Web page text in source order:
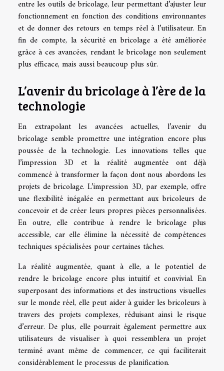
entre les outils de bricolage, leur permettant d’ajuster leur
fonctionnement en fonction des conditions environnantes
et de donner des retours en temps réel à l’utilisateur. En
fin de compte, la sécurité en bricolage a été améliorée
grâce à ces avancées, rendant le bricolage non seulement
plus efficace, mais aussi beaucoup plus sûr.
L’avenir du bricolage à l’ère de la
technologie
En extrapolant les avancées actuelles, l’avenir du
bricolage semble promettre une intégration encore plus
poussée de la technologie. Les innovations telles que
l’impression 3D et la réalité augmentée ont déjà
commencé à transformer la façon dont nous abordons les
projets de bricolage. L’impression 3D, par exemple, offre
une flexibilité inégalée en permettant aux bricoleurs de
concevoir et de créer leurs propres pièces personnalisées.
En outre, elle contribue à rendre le bricolage plus
accessible, car elle élimine la nécessité de compétences
techniques spécialisées pour certaines tâches.
La réalité augmentée, quant à elle, a le potentiel de
rendre le bricolage encore plus intuitif et convivial. En
superposant des informations et des instructions visuelles
sur le monde réel, elle peut aider à guider les bricoleurs à
travers des projets complexes, réduisant ainsi le risque
d’erreur. De plus, elle pourrait également permettre aux
utilisateurs de visualiser à quoi ressemblera un projet
terminé avant même de commencer, ce qui faciliterait
considérablement le processus de planification.